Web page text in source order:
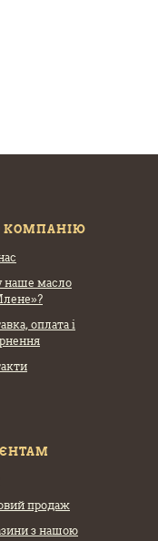
КОМПАНІЮ
наше масло
оплатаі
продаж
з нашою